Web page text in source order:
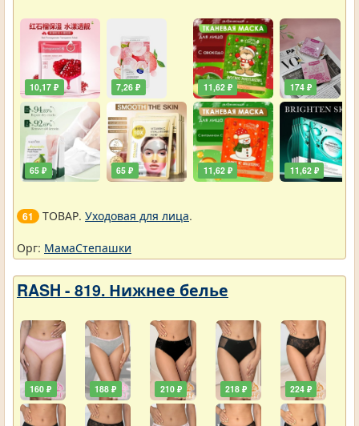
10,17 ₽
65 ₽
7,26 ₽
65 ₽
11,62 ₽
11,62 ₽
174 ₽
11,62 ₽
61 ТОВАР. Уходовая для лица.
Орг: МамаСтепашки
RASH - 819. Нижнее белье
160 ₽ 188 ₽ 210 ₽ 218 ₽ 224 ₽